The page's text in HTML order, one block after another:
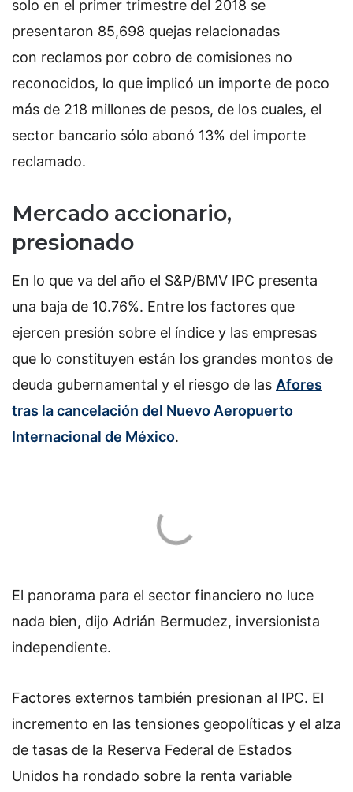
solo en el primer trimestre del 2018 se
presentaron 85,698 quejas relacionadas
con reclamos por cobro de comisiones no
reconocidos, lo que implicó un importe de poco
más de 218 millones de pesos, de los cuales, el
sector bancario sólo abonó 13% del importe
reclamado.
Mercado accionario,
presionado
En lo que va del año el S&P/BMV IPC presenta
una baja de 10.76%. Entre los factores que
ejercen presión sobre el índice y las empresas
que lo constituyen están los grandes montos de
deuda gubernamental y el riesgo de las Afores
tras la cancelación del Nuevo Aeropuerto
Internacional de México.
El panorama para el sector financiero no luce
nada bien, dijo Adrián Bermudez, inversionista
independiente.
Factores externos también presionan al IPC. El
incremento en las tensiones geopolíticas y el alza
de tasas de la Reserva Federal de Estados
Unidos ha rondado sobre la renta variable